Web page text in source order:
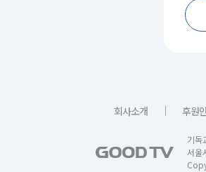
회사소개 ｜ 후원
기독
서울